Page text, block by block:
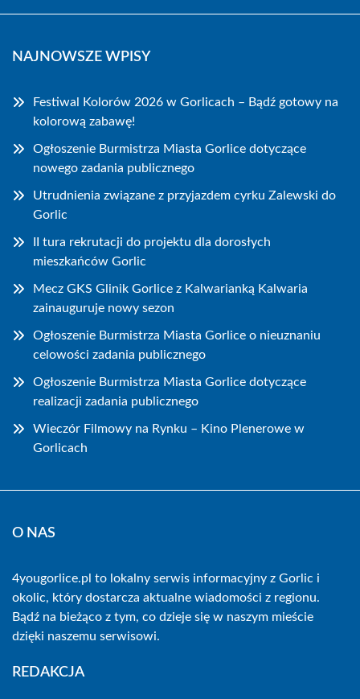
NAJNOWSZE WPISY
Festiwal Kolorów 2026 w Gorlicach – Bądź gotowy na
kolorową zabawę!
Ogłoszenie Burmistrza Miasta Gorlice dotyczące
nowego zadania publicznego
Utrudnienia związane z przyjazdem cyrku Zalewski do
Gorlic
II tura rekrutacji do projektu dla dorosłych
mieszkańców Gorlic
Mecz GKS Glinik Gorlice z Kalwarianką Kalwaria
zainauguruje nowy sezon
Ogłoszenie Burmistrza Miasta Gorlice o nieuznaniu
celowości zadania publicznego
Ogłoszenie Burmistrza Miasta Gorlice dotyczące
realizacji zadania publicznego
Wieczór Filmowy na Rynku – Kino Plenerowe w
Gorlicach
O NAS
4yougorlice.pl to lokalny serwis informacyjny z Gorlic i
okolic, który dostarcza aktualne wiadomości z regionu.
Bądź na bieżąco z tym, co dzieje się w naszym mieście
dzięki naszemu serwisowi.
REDAKCJA